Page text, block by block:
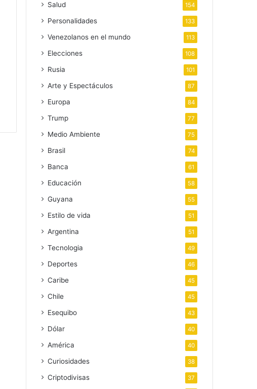
Salud 154
Personalidades 133
Venezolanos en el mundo 113
Elecciones 108
Rusia 101
Arte y Espectáculos 87
Europa 84
Trump 77
Medio Ambiente 75
Brasil 74
Banca 61
Educación 58
Guyana 55
Estilo de vida 51
Argentina 51
Tecnologia 49
Deportes 46
Caribe 45
Chile 45
Esequibo 43
Dólar 40
América 40
Curiosidades 38
Criptodivisas 37